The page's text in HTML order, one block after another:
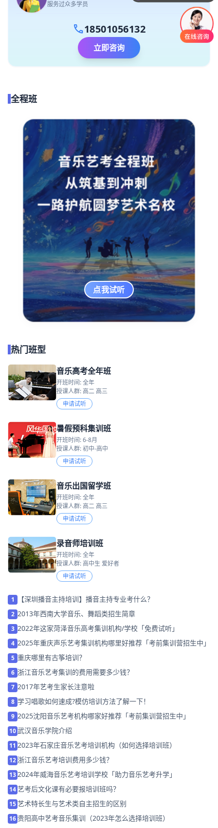
服务过众多学员
call18501056132
立即咨询
全程班
点我试听
热门班型
音乐高考全年班
开班时间: 全年
授课人群: 高二 高三
申请试听
暑假预科集训班
开班时间: 6-8月
授课人群: 初中-高中
申请试听
音乐出国留学班
开班时间: 全年
授课人群: 高二 高三
申请试听
录音师培训班
开班时间: 全年
授课人群: 高中生 爱好者
申请试听
1 【深圳播音主持培训】播音主持专业考什么？
2 2013年西南大学音乐、舞蹈类招生简章
3 2022年这家菏泽音乐高考集训机构/学校「免费试听」
4 2025年重庆声乐艺考集训机构哪里好推荐「考前集训营招生中」
5 重庆哪里有古筝培训？
6 浙江音乐艺考集训的费用需要多少钱？
7 2017年艺考生家长注意啦
8 学习唱歌如何速成?模仿培训方法了解一下！
9 2025沈阳音乐艺考机构哪家好推荐「考前集训营招生中」
10武汉音乐学院介绍
11 2023年石家庄音乐艺考培训机构（如何选择培训班）
12浙江音乐艺考培训费用多少钱？
132024年威海音乐艺考培训学校「助力音乐艺考升学」
14艺考后文化课有必要报培训班吗？
15艺术特长生与艺术类自主招生的区别
16贵阳高中艺考音乐集训（2023年怎么选择培训班）